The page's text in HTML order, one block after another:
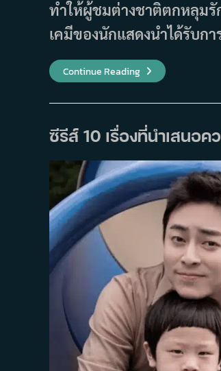
ทำให้ผู้ชมต่างชาติตกหลุมรั
เคมีของนักแสดงนำได้รับ
Continue Reading7
ละคร
ความ
นิยม
สากล
มากกว่า
ใน
เกาหลี
ซีรีส์ 10 เรื่องที่นำเสนอค